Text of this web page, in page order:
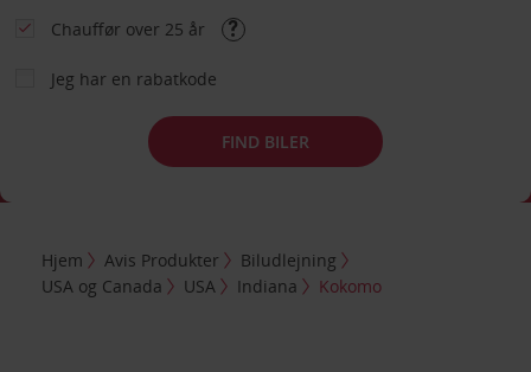
Chauffør over 25 år
Jeg har en rabatkode
FIND BILER
Hjem Avis Produkter
Biludlejning
USA og Canada
USA Indiana Kokomo